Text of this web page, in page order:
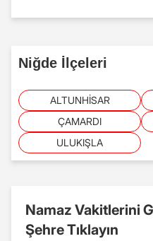
Niğde İlçeleri
ALTUNHİSAR
ÇAMARDI
ULUKIŞLA
Namaz Vakitlerini
Şehre Tıklayın